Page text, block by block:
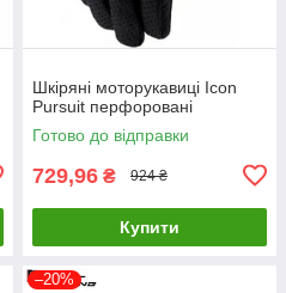
Шкіряні моторукавиці Icon
Pursuit перфоровані
Готово до відправки
729,96 ₴ 924 ₴
Купити
–20%